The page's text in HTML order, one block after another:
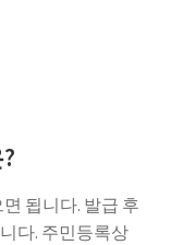
됩니다. 발급 후
다. 주민등록상